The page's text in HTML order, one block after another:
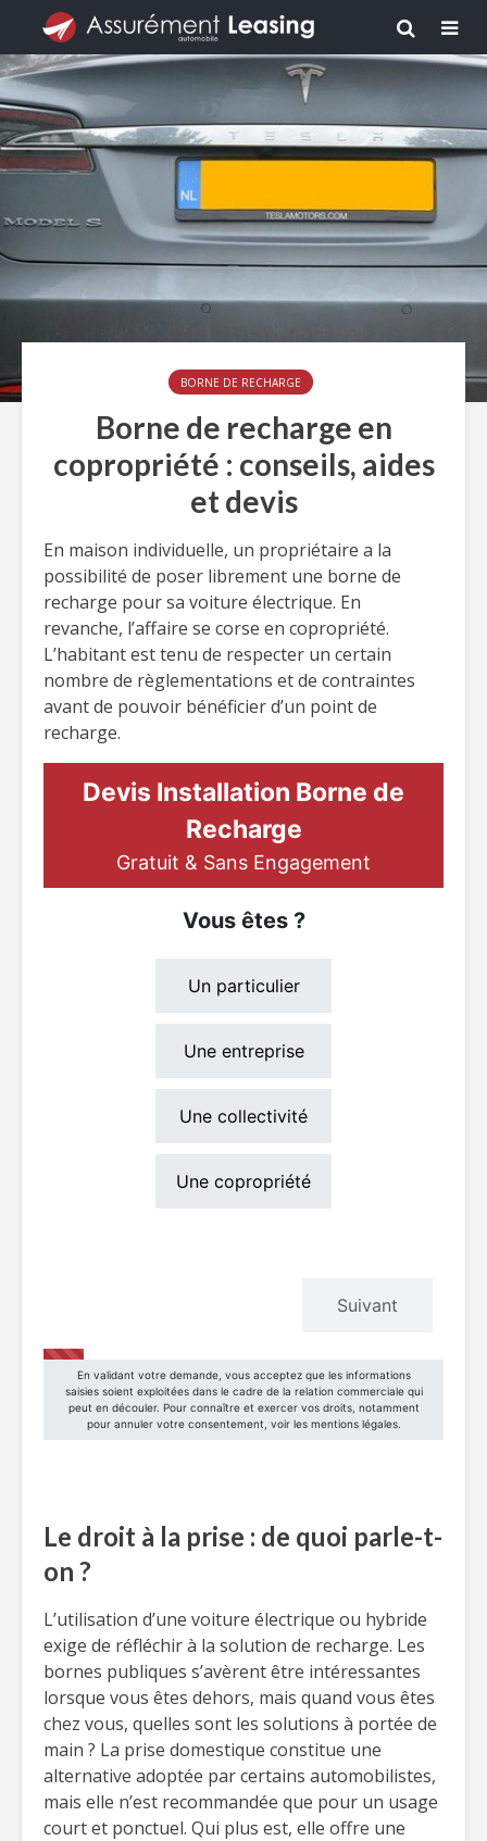
BORNE DE RECHARGE
Borne de recharge en
copropriété : conseils, aides
et devis
En maison individuelle, un propriétaire a la
possibilité de poser librement une borne de
recharge pour sa voiture électrique. En
revanche, l’affaire se corse en copropriété.
L’habitant est tenu de respecter un certain
nombre de règlementations et de contraintes
avant de pouvoir bénéficier d’un point de
recharge.
Le droit à la prise : de quoi parle-t-
on ?
L’utilisation d’une voiture électrique ou hybride
exige de réfléchir à la solution de recharge. Les
bornes publiques s’avèrent être intéressantes
lorsque vous êtes dehors, mais quand vous êtes
chez vous, quelles sont les solutions à portée de
main ? La prise domestique constitue une
alternative adoptée par certains automobilistes,
mais elle n’est recommandée que pour un usage
court et ponctuel. Qui plus est, elle offre une